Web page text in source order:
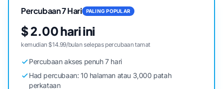
Percubaan 7 Hari PALING POPULAR
$ 2.00 hari ini
kemudian $14.99/bulan selepas percubaan tamat
Percubaan akses penuh 7 hari
Had percubaan: 10 halaman atau 3,000 patah
perkataan